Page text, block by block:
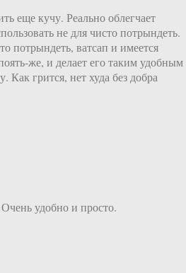
еще кучу. Реально облегчает
не для чисто потрындеть.
потрындеть, ватсап и имеется
же, и делает его таким удобным
Как грится, нет худа без добра
удобно и просто.